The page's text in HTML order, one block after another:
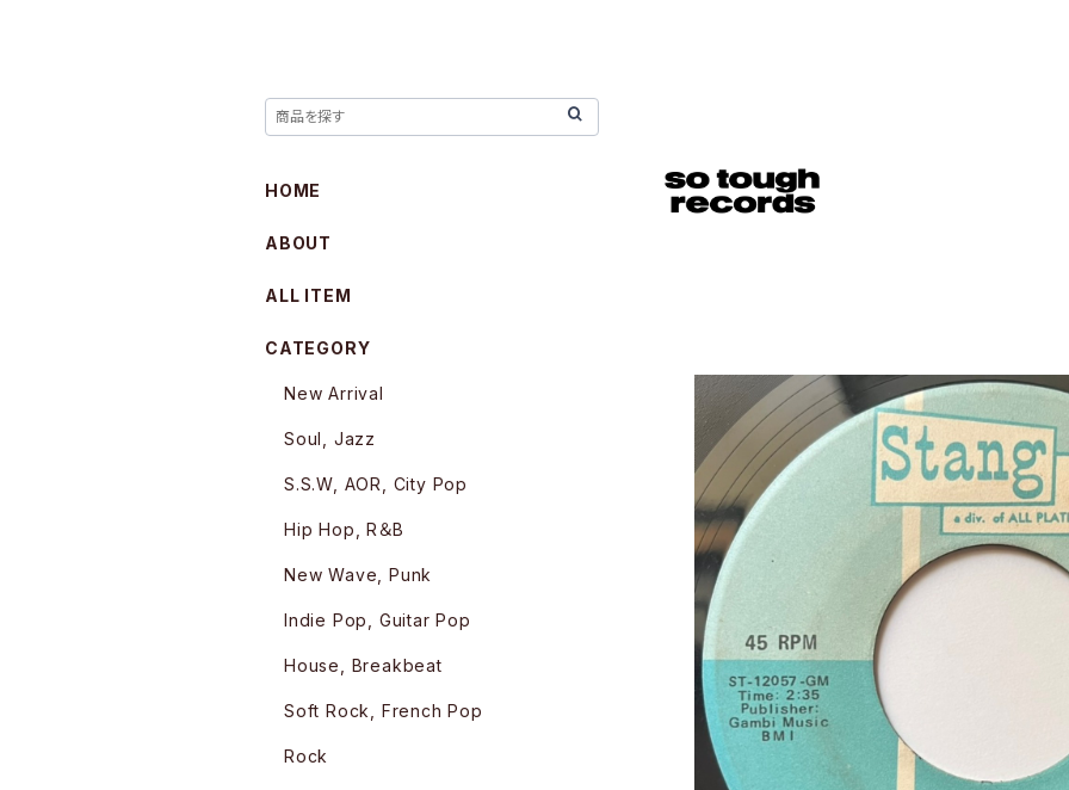
HOME
ABOUT
ALL ITEM
CATEGORY
New Arrival
Soul, Jazz
S.S.W, AOR, City Pop
Hip Hop, R＆B
New Wave, Punk
Indie Pop, Guitar Pop
House, Breakbeat
Soft Rock, French Pop
Rock